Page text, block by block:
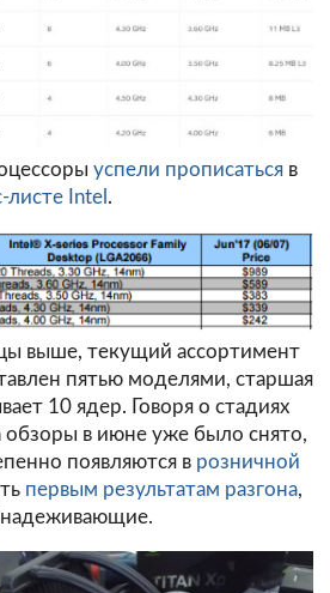
успели прописаться в
листе Intel .
выше, текущий ассортимент
пятью моделями, старшая
10 ядер. Говоря о стадиях
обзоры в июне уже было снято,
появляются в розничной
первым результатам разгона,